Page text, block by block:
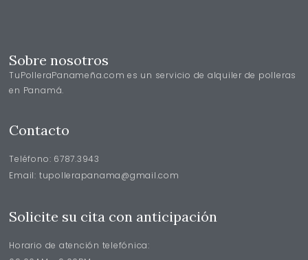
Sobre nosotros
TuPolleraPanameña.com es un servicio de alquiler de polleras
en Panamá.
Contacto
Teléfono: 6787.3943
Email: tupollerapanama@gmail.com
Solicite su cita con anticipación
Horario de atención telefónica: